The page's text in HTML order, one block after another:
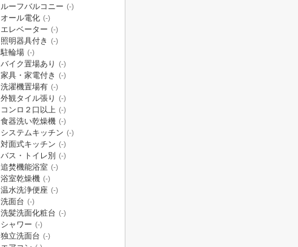
ルーフバルコニー (-)
オール電化 (-)
エレベーター (-)
照明器具付き (-)
駐輪場 (-)
バイク置場あり (-)
家具・家電付き (-)
洗濯機置場有 (-)
外観タイル張り (-)
コンロ２口以上 (-)
食器洗い乾燥機 (-)
システムキッチン (-)
対面式キッチン (-)
バス・トイレ別 (-)
追焚機能浴室 (-)
浴室乾燥機 (-)
温水洗浄便座 (-)
洗面台 (-)
洗髪洗面化粧台 (-)
シャワー (-)
独立洗面台 (-)